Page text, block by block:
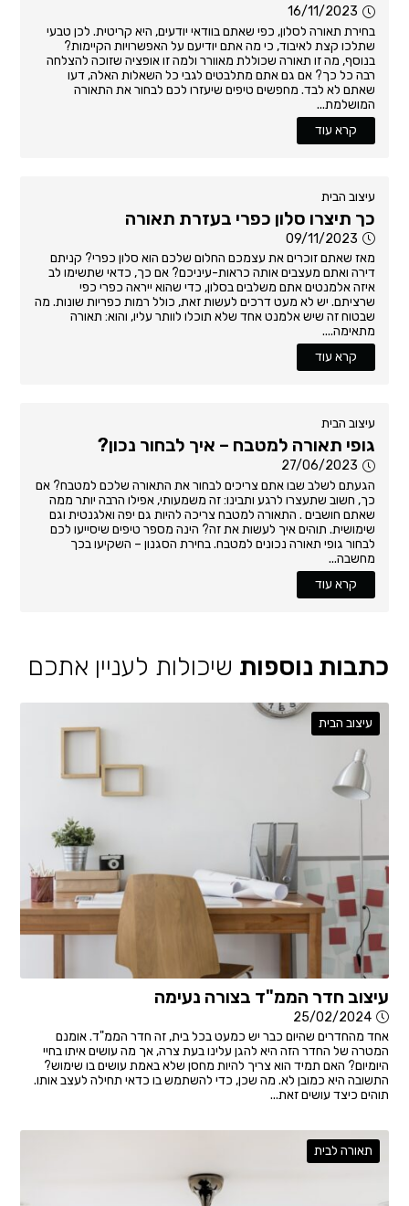
16/11/2023
בחירת תאורה לסלון, כפי שאתם בוודאי יודעים, היא קריטית. לכן טבעי
שתלכו קצת לאיבוד, כי מה אתם יודיעם על האפשרויות הקיימות?
בנוסף, מה זו תאורה שכוללת מאוורר ולמה זו אופציה שזוכה להצלחה
רבה כל כך? אם גם אתם מתלבטים לגבי כל השאלות האלה, דעו
שאתם לא לבד. מחפשים טיפים שיעזרו לכם לבחור את התאורה
המושלמת...
קרא עוד
עיצוב הבית
כך תיצרו סלון כפרי בעזרת תאורה
09/11/2023
מאז שאתם זוכרים את עצמכם החלום שלכם הוא סלון כפרי? קניתם
דירה ואתם מעצבים אותה כראות-עיניכם? אם כך, כדאי שתשימו לב
איזה אלמנטים אתם משלבים בסלון, כדי שהוא ייראה כפרי כפי
שרציתם. יש לא מעט דרכים לעשות זאת, כולל רמות כפריות שונות. מה
שבטוח זה שיש אלמנט אחד שלא תוכלו לוותר עליו, והוא: תאורה
מתאימה....
קרא עוד
עיצוב הבית
גופי תאורה למטבח – איך לבחור נכון?
27/06/2023
הגעתם לשלב שבו אתם צריכים לבחור את התאורה שלכם למטבח? אם
כך, חשוב שתעצרו לרגע ותבינו: זה משמעותי, אפילו הרבה יותר ממה
שאתם חושבים . התאורה למטבח צריכה להיות גם יפה ואלגנטית וגם
שימושית. תוהים איך לעשות את זה? הינה מספר טיפים שיסייעו לכם
לבחור גופי תאורה נכונים למטבח. בחירת הסגנון – השקיעו בכך
מחשבה...
קרא עוד
כתבות נוספות שיכולות לעניין אתכם
עיצוב הבית
עיצוב חדר הממ"ד בצורה נעימה
25/02/2024
אחד מהחדרים שהיום כבר יש כמעט בכל בית, זה חדר הממ"ד. אומנם
המטרה של החדר הזה היא להגן עלינו בעת צרה, אך מה עושים איתו בחיי
היומיום? האם תמיד הוא צריך להיות מחסן שלא באמת עושים בו שימוש?
התשובה היא כמובן לא. מה שכן, כדי להשתמש בו כדאי תחילה לעצב אותו.
תוהים כיצד עושים זאת...
תאורה לבית